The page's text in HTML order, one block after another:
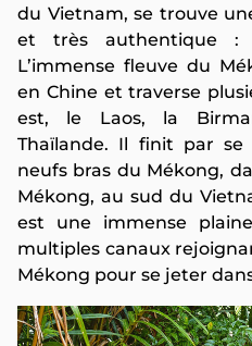
du Vietnam, se trouve
et très authentique :
L’immense fleuve du
en Chine et traverse
est, le Laos, la
Thaïlande. Il finit par se
neufs bras du Mékong,
Mékong, au sud du
est une immense
multiples canaux
Mékong pour se jeter